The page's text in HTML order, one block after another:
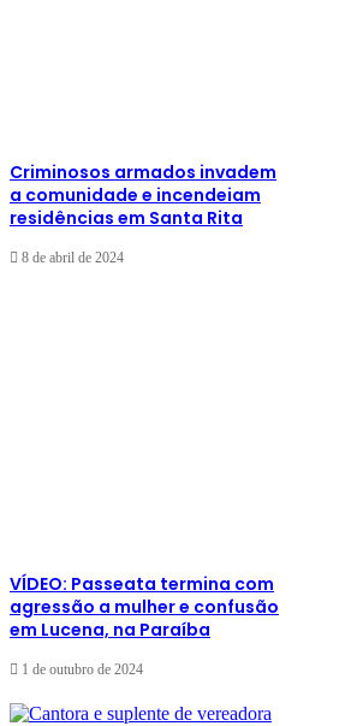
Criminosos armados invadem
a comunidade e incendeiam
residências em Santa Rita
8 de abril de 2024
VÍDEO: Passeata termina com
agressão a mulher e confusão
em Lucena, na Paraíba
1 de outubro de 2024